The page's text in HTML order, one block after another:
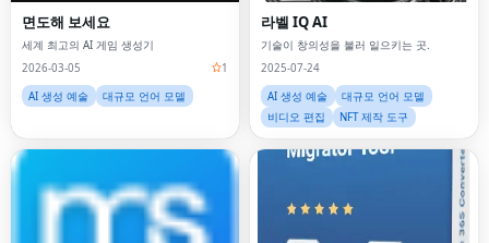
면도해 보세요
세계 최고의 AI 게임 생성기
2026-03-05
1
AI 생성 예술
대규모 언어 모델
라벨 IQ AI
기술이 창의성을 불러 일으키는 곳.
2025-07-24
AI 생성 예술
대규모 언어 모델
비디오 편집
NFT 제작 도구